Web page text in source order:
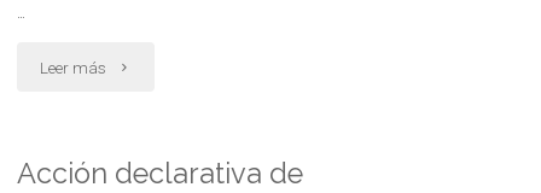
expresa
solicita
Leer más "Apela.
agravios.
Acción declarativa de